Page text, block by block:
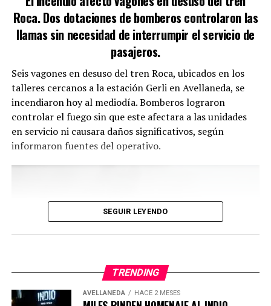
Fue entonces cuando un asistente decidió actuar. Saltó
incontrolable.
Roca. Dos dotaciones de bomberos controlaron las
llamas sin necesidad de interrumpir el servicio de
pasajeros.
Seis vagones en desuso del tren Roca, ubicados en los
talleres cercanos a la estación Gerli en Avellaneda, se
incendiaron hoy al mediodía. Bomberos lograron
controlar el fuego sin que este afectara a las unidades
en servicio ni causara daños significativos, según
informaron fuentes del operativo.
SEGUIR LEYENDO
TRENDING
AVELLANEDA HACE 2 MESES